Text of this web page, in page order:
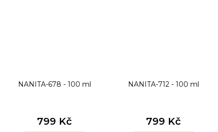
NANITA-678 - 100 ml
799 Kč
NANITA-712 - 100 ml
799 Kč